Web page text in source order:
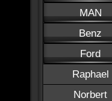
MAN
Benz
Ford
Raphael
Norbert